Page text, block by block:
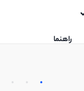
راهنما